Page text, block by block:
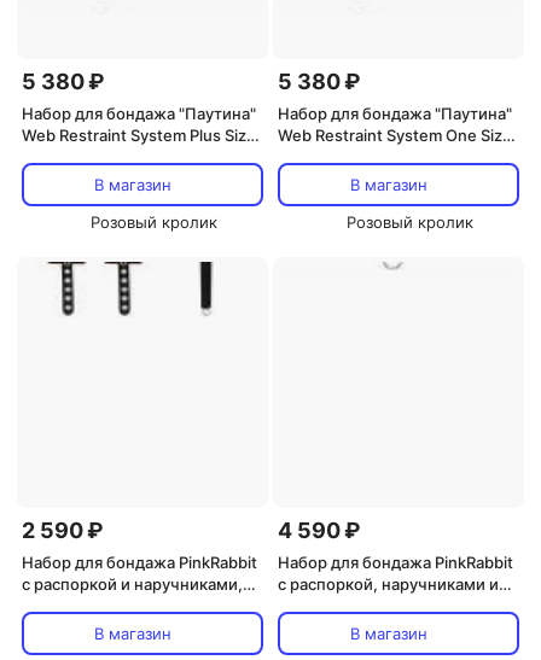
5 380 ₽
Набор для бондажа "Паутина"
Web Restraint System Plus Size
В магазин
Розовый кролик
5 380 ₽
Набор для бондажа "Паутина"
Web Restraint System One Size
В магазин
Розовый кролик
2 590 ₽
Набор для бондажа PinkRabbit
с распоркой и наручниками,
В магазин
4 590 ₽
Набор для бондажа PinkRabbit
с распоркой, наручниками и
В магазин